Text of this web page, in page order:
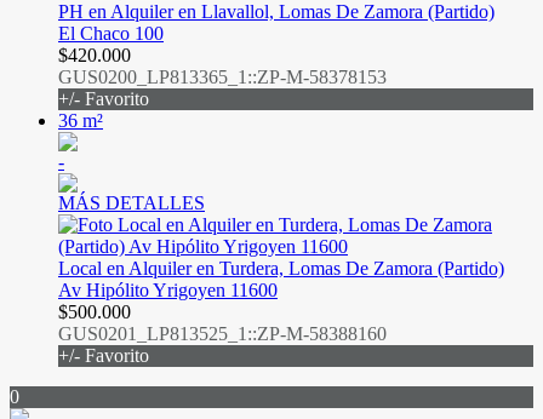
PH en Alquiler en Llavallol, Lomas De Zamora (Partido)
El Chaco 100
$420.000
GUS0200_LP813365_1::ZP-M-58378153
+/- Favorito
36 m²
-
MÁS DETALLES
Local en Alquiler en Turdera, Lomas De Zamora (Partido)
Av Hipólito Yrigoyen 11600
$500.000
GUS0201_LP813525_1::ZP-M-58388160
+/- Favorito
0